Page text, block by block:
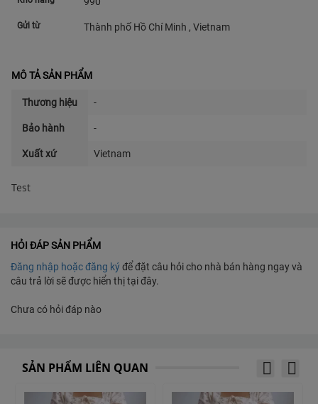
Gửi từ Thành phố Hồ Chí Minh , Vietnam
MÔ TẢ SẢN PHẨM
Thương hiệu -
Bảo hành -
Xuất xứ Vietnam
Test
HỎI ĐÁP SẢN PHẨM
Đăng nhập hoặc đăng kýđể đặt câu hỏi cho nhà bán hàng ngay và
câu trả lời sẽ được hiển thị tại đây.
Chưa có hỏi đáp nào
SẢN PHẨM LIÊN QUAN